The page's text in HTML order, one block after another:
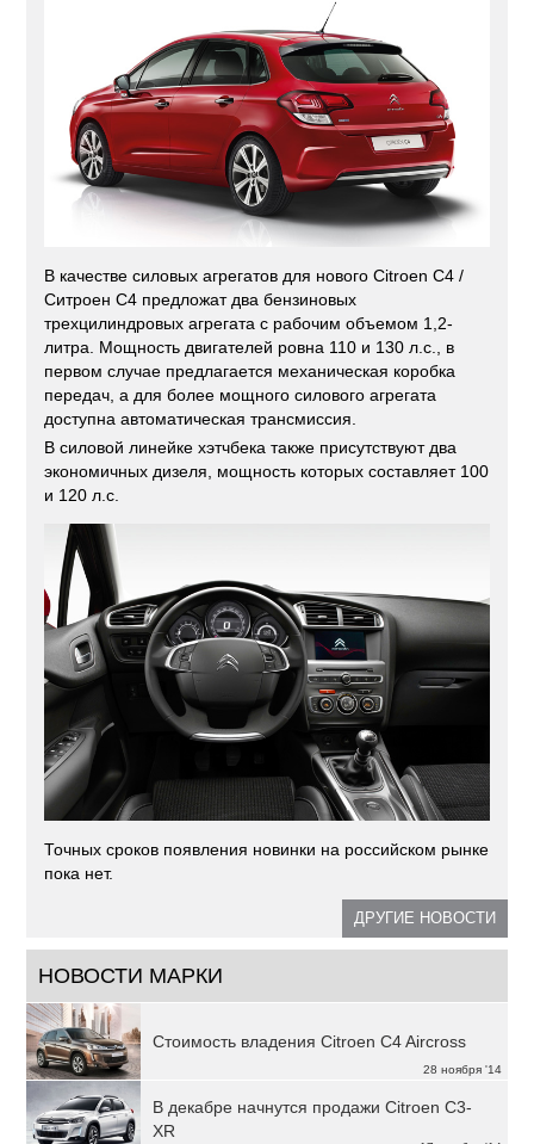
В качестве силовых агрегатов для нового Citroen C4 /
Ситроен С4 предложат два бензиновых
трехцилиндровых агрегата с рабочим объемом 1,2-
литра. Мощность двигателей ровна 110 и 130 л.с., в
первом случае предлагается механическая коробка
передач, а для более мощного силового агрегата
доступна автоматическая трансмиссия.
В силовой линейке хэтчбека также присутствуют два
экономичных дизеля, мощность которых составляет 100
и 120 л.с.
Точных сроков появления новинки на российском рынке
пока нет.
ДРУГИЕ НОВОСТИ
НОВОСТИ МАРКИ
28 ноября '14
Стоимость владения Citroen C4 Aircross
В декабре начнутся продажи Citroen C3-
XR